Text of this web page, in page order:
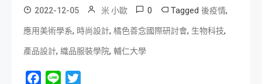
2022-12-05 米 小歐 0 Tagged 後疫情,
應用美術學系, 時尚設計, 橘色善念國際研討會, 生物科技,
產品設計, 織品服裝學院, 輔仁大學
Facebook
Line